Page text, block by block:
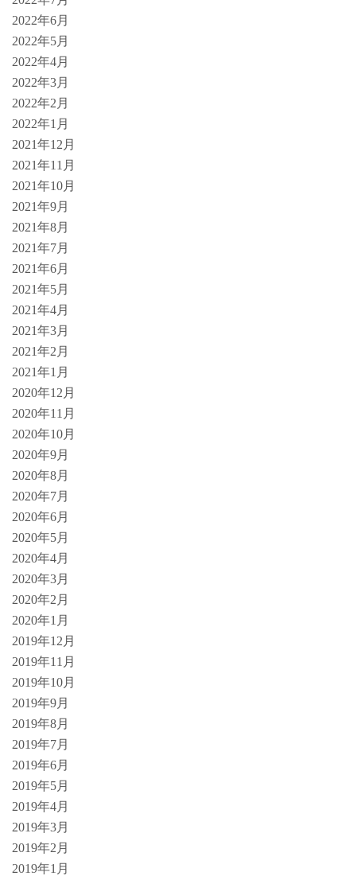
2022年6月
2022年5月
2022年4月
2022年3月
2022年2月
2022年1月
2021年12月
2021年11月
2021年10月
2021年9月
2021年8月
2021年7月
2021年6月
2021年5月
2021年4月
2021年3月
2021年2月
2021年1月
2020年12月
2020年11月
2020年10月
2020年9月
2020年8月
2020年7月
2020年6月
2020年5月
2020年4月
2020年3月
2020年2月
2020年1月
2019年12月
2019年11月
2019年10月
2019年9月
2019年8月
2019年7月
2019年6月
2019年5月
2019年4月
2019年3月
2019年2月
2019年1月